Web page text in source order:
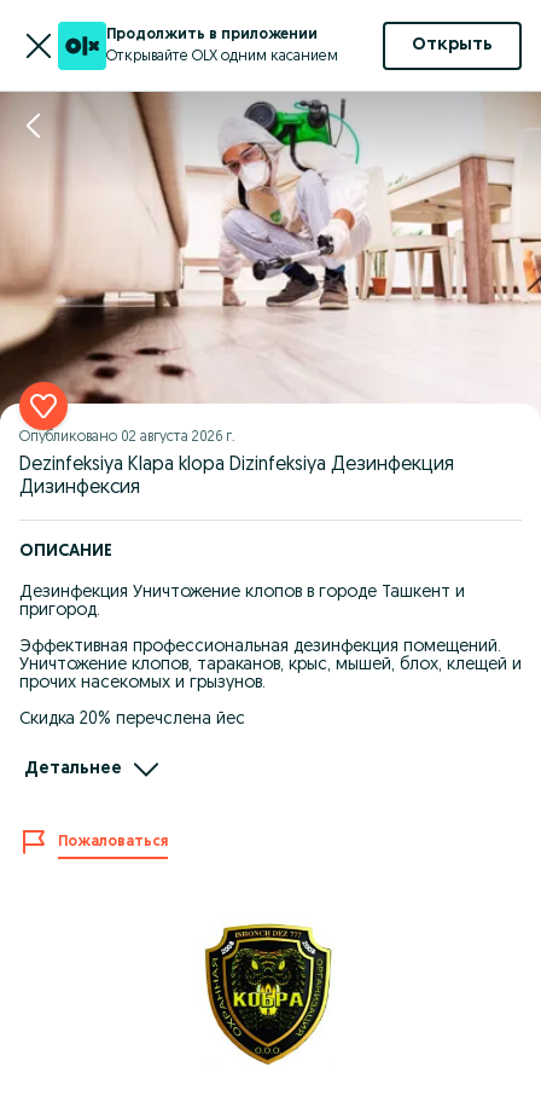
Продолжить в приложении
Открывайте OLX одним касанием
Открыть
Опубликовано 02 августа 2026 г.
Dezinfeksiya Klapa klopa Dizinfeksiya Дезинфекция
Дизинфексия
ОПИСАНИЕ
Дезинфекция Уничтожение клопов в городе Ташкент и
пригород.
Эффективная профессиональная дезинфекция помещений.
Уничтожение клопов, тараканов, крыс, мышей, блох, клещей и
прочих насекомых и грызунов.
Скидка 20% перечслена йес
- БЕСПЛАТНЫЙ ВЫЕЗД в любую точку Ташкента и области!
Услуги обработка от Тараканов, Клопов, гризунов и другие.
Обработку проводим только сертифицированными
Звоните или пишите! Отвечу на любые Ваши вопросы и
подберу эффективный способ обработки.
Аператор:+99877 416 20 20
Детальнее
Пожаловаться